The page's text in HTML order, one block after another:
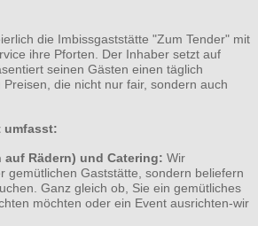
die Imbissgaststätte "Zum Tender" mit
ihre Pforten. Der Inhaber setzt auf
seinen Gästen einen täglich
die nicht nur fair, sondern auch
umfasst:
auf Rädern) und Catering: Wir
gemütlichen Gaststätte, sondern beliefern
Ganz gleich ob, Sie ein gemütliches
möchten oder ein Event ausrichten-wir